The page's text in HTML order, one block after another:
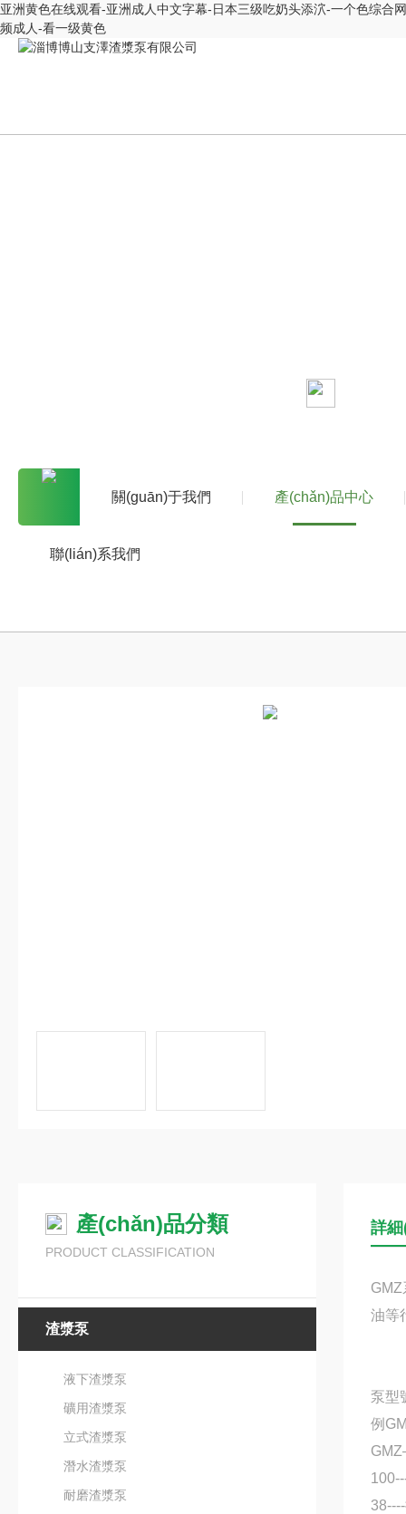
亚洲黄色在线观看-亚洲成人中文字幕-日本三级吃奶头添泬-一个色综
频成人-看一级黄色
關(guān)于我們 產(chǎn)品中心
聯(lián)系我們
產(chǎn)品分類
PRODUCT CLASSIFICATION
渣漿泵
液下渣漿泵
礦用渣漿泵
立式渣漿泵
潛水渣漿泵
耐磨渣漿泵
詳
GMZ
油等
泵型
例